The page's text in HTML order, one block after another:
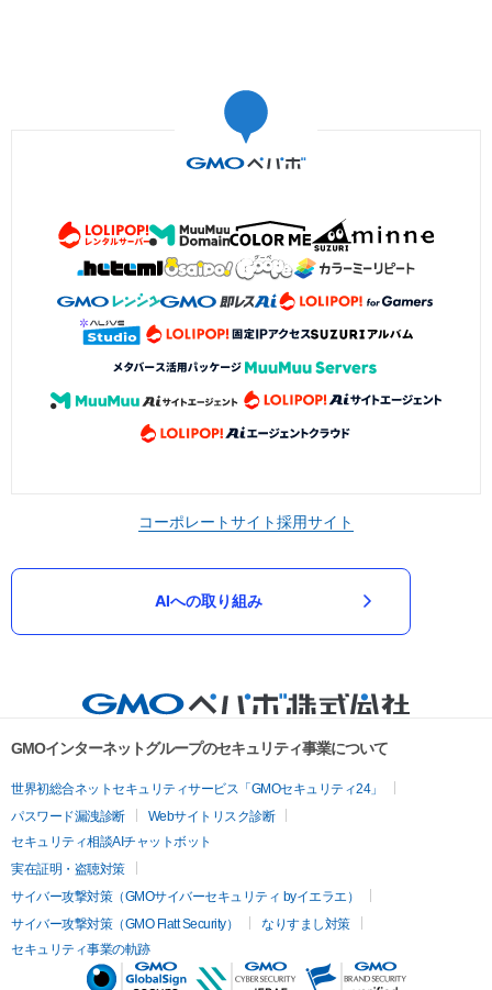
コーポレートサイト採用サイト
AIへの取り組み
GMOインターネットグループのセキュリティ事業について
世界初総合ネットセキュリティサービス「GMOセキュリティ24」
パスワード漏洩診断
Webサイトリスク診断
セキュリティ相談AIチャットボット
実在証明・盗聴対策
サイバー攻撃対策（GMOサイバーセキュリティ byイエラエ）
サイバー攻撃対策（GMO Flatt Security）
なりすまし対策
セキュリティ事業の軌跡